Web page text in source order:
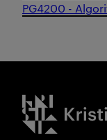
PG4200 -
Kristiania logo